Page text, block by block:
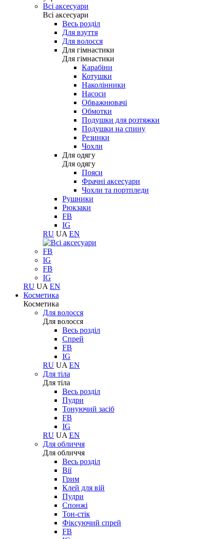
Всі аксесуари
Всі аксесуари
Весь розділ
Для взуття
Для волосся
Для гімнастики
Для гімнастики
Карабіни
Котушки
Наколінники
Насоси
Обважнювачі
Обмотки
Подушки для розтяжки
Подушки на спину
Резинки
Чохли
Для одягу
Для одягу
Пояси
Фрачні аксесуари
Чохли та портпледи
Рушники
Рюкзаки
FB
IG
RU UA EN
FB
IG
FB
IG
RU UA EN
Косметика
Косметика
Для волосся
Для волосся
Весь розділ
Спрей
FB
IG
RU UA EN
Для тіла
Для тіла
Весь розділ
Пудри
Тонуючий засіб
FB
IG
RU UA EN
Для обличчя
Для обличчя
Весь розділ
Вії
Грим
Клей для вій
Пудри
Спонжі
Тон-стік
Фіксуючий спрей
FB